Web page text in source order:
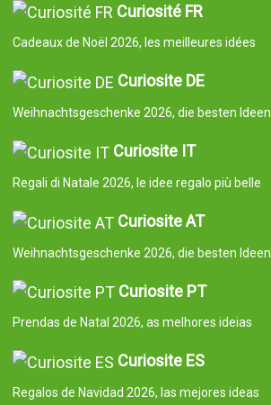
Curiosité FR
Cadeaux de Noël 2026, les meilleures idées
Curiosite DE
Weihnachtsgeschenke 2026, die besten Ideen
Curiosite IT
Regali di Natale 2026, le idee regalo più belle
Curiosite AT
Weihnachtsgeschenke 2026, die besten Ideen
Curiosite PT
Prendas de Natal 2026, as melhores ideias
Curiosite ES
Regalos de Navidad 2026, las mejores ideas